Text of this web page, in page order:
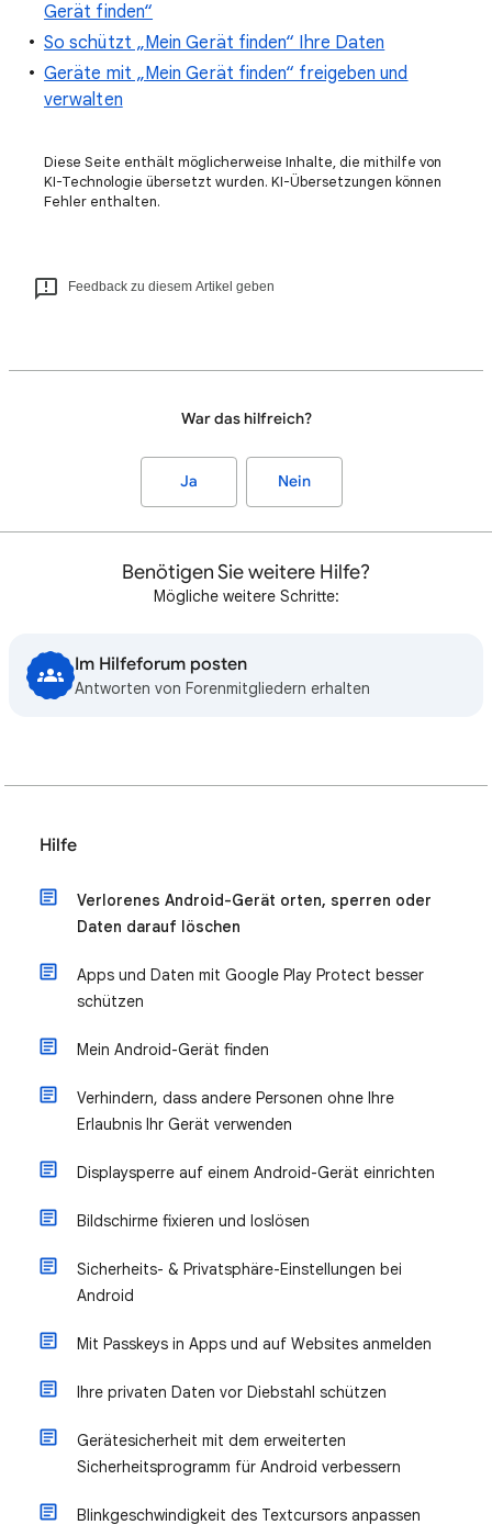
Gerät finden“
So schützt „Mein Gerät finden“ Ihre Daten
Geräte mit „Mein Gerät finden“ freigeben und
verwalten
Diese Seite enthält möglicherweise Inhalte, die mithilfe von
KI-Technologie übersetzt wurden. KI-Übersetzungen können
Fehler enthalten.
Feedback zu diesem Artikel geben
War das hilfreich?
Ja Nein
Benötigen Sie weitere Hilfe?
Mögliche weitere Schritte:
Im Hilfeforum posten
Antworten von Forenmitgliedern erhalten
Hilfe
Verlorenes Android-Gerät orten, sperren oder
Daten darauf löschen
Apps und Daten mit Google Play Protect besser
schützen
Mein Android-Gerät finden
Verhindern, dass andere Personen ohne Ihre
Erlaubnis Ihr Gerät verwenden
Displaysperre auf einem Android-Gerät einrichten
Bildschirme fixieren und loslösen
Sicherheits- & Privatsphäre-Einstellungen bei
Android
Mit Passkeys in Apps und auf Websites anmelden
Ihre privaten Daten vor Diebstahl schützen
Gerätesicherheit mit dem erweiterten
Sicherheitsprogramm für Android verbessern
Blinkgeschwindigkeit des Textcursors anpassen